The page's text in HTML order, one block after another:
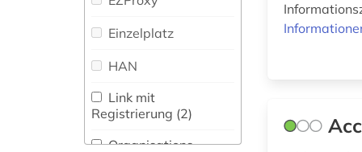
Musikwissenschaft
(1)
Natur- und
Umweltschutz (0)
Pädagogik (1)
Philosophie (3)
zeitschrift (1)
elektronisches buch
entwicklungspolitik
Einzelplatz
HAN
Link mit
Registrierung (2)
Organisations-